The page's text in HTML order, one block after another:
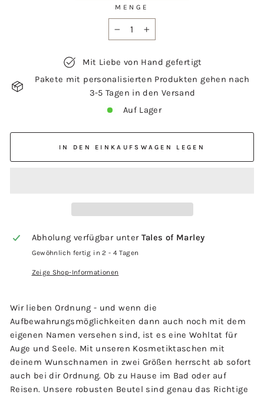
MENGE
Mit Liebe von Hand gefertigt
Pakete mit personalisierten Produkten gehen nach
3-5 Tagen in den Versand
Auf Lager
IN DEN EINKAUFSWAGEN LEGEN
Abholung verfügbar unter Tales of Marley
Gewöhnlich fertig in 2 - 4 Tagen
Zeige Shop-Informationen
Wir lieben Ordnung - und wenn die
Aufbewahrungsmöglichkeiten dann auch noch mit dem
eigenen Namen versehen sind, ist es eine Wohltat für
Auge und Seele. Mit unseren Kosmetiktaschen mit
deinem Wunschnamen in zwei Größen herrscht ab sofort
auch bei dir Ordnung. Ob zu Hause im Bad oder auf
Reisen. Unsere robusten Beutel sind genau das Richtige